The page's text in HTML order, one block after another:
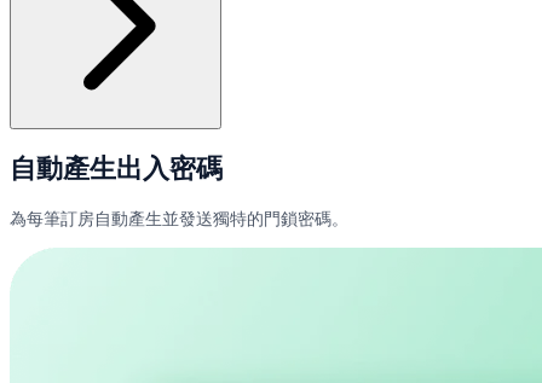
自動產生出入密碼
為每筆訂房自動產生並發送獨特的門鎖密碼。